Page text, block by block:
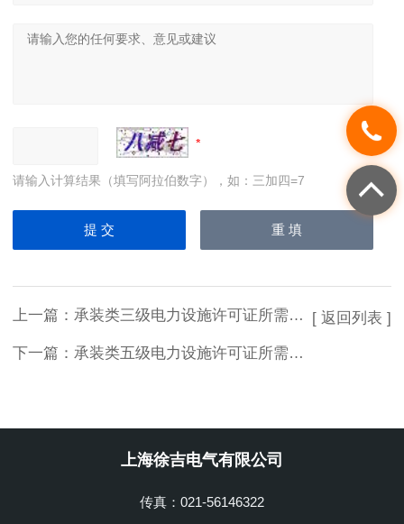
请输入计算结果（填写阿拉伯数字），如：三加四=7
上一篇： 承装类三级电力设施许可证所需施工机具设备
下一篇： 承装类五级电力设施许可证所需施工机具设备
[ 返回列表 ]
上海徐吉电气有限公司
传真：021-56146322